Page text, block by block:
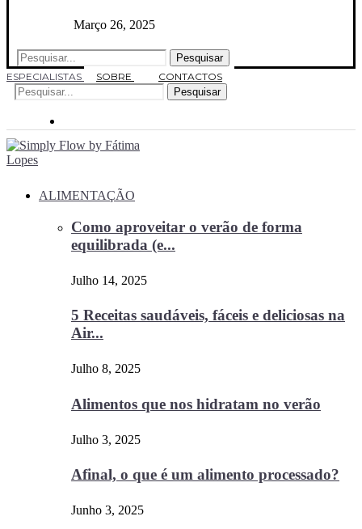
Março 26, 2025
Pesquisar
ESPECIALISTAS
SOBRE
CONTACTOS
Pesquisar
ALIMENTAÇÃO
Como aproveitar o verão de forma
equilibrada (e...
Julho 14, 2025
5 Receitas saudáveis, fáceis e deliciosas na
Air...
Julho 8, 2025
Alimentos que nos hidratam no verão
Julho 3, 2025
Afinal, o que é um alimento processado?
Junho 3, 2025